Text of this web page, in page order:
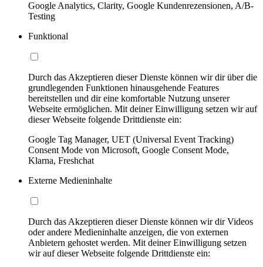
Google Analytics, Clarity, Google Kundenrezensionen, A/B-
Testing
Funktional
Durch das Akzeptieren dieser Dienste können wir dir über die
grundlegenden Funktionen hinausgehende Features
bereitstellen und dir eine komfortable Nutzung unserer
Webseite ermöglichen. Mit deiner Einwilligung setzen wir auf
dieser Webseite folgende Drittdienste ein:
Google Tag Manager, UET (Universal Event Tracking)
Consent Mode von Microsoft, Google Consent Mode,
Klarna, Freshchat
Externe Medieninhalte
Durch das Akzeptieren dieser Dienste können wir dir Videos
oder andere Medieninhalte anzeigen, die von externen
Anbietern gehostet werden. Mit deiner Einwilligung setzen
wir auf dieser Webseite folgende Drittdienste ein: